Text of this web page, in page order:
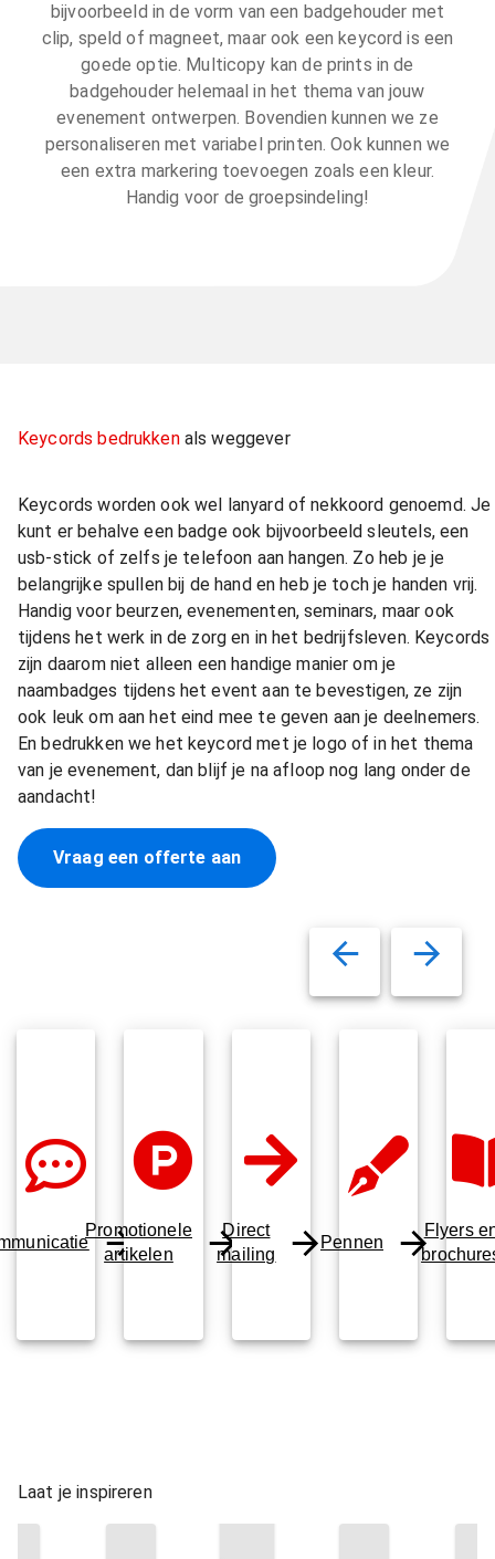
bijvoorbeeld in de vorm van een badgehouder met
clip, speld of magneet, maar ook een keycord is een
goede optie. Multicopy kan de prints in de
badgehouder helemaal in het thema van jouw
evenement ontwerpen. Bovendien kunnen we ze
personaliseren met variabel printen. Ook kunnen we
een extra markering toevoegen zoals een kleur.
Handig voor de groepsindeling!
Keycords bedrukkenals weggever
Keycords worden ook wel lanyard of nekkoord genoemd. Je
kunt er behalve een badge ook bijvoorbeeld sleutels, een
usb-stick of zelfs je telefoon aan hangen. Zo heb je je
belangrijke spullen bij de hand en heb je toch je handen vrij.
Handig voor beurzen, evenementen, seminars, maar ook
tijdens het werk in de zorg en in het bedrijfsleven. Keycords
zijn daarom niet alleen een handige manier om je
naambadges tijdens het event aan te bevestigen, ze zijn
ook leuk om aan het eind mee te geven aan je deelnemers.
En bedrukken we het keycord met je logo of in het thema
van je evenement, dan blijf je na afloop nog lang onder de
aandacht!
Vraag een offerte aan
Promotionele
artikelen
Direct
mailing
Pennen
Flyers
Laat je inspireren